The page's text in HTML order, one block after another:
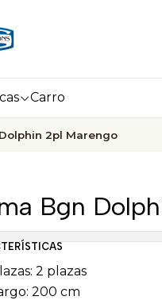
Carro
2pl Marengo
Bgn
2 plazas
200 cm